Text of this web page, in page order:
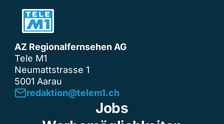
AZ Regionalfernsehen AG
Tele M1
Neumattstrasse 1
5001 Aarau
redaktion@telem1.ch
Jobs